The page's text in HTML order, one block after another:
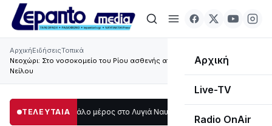
Αρχική
Live-TV
Radio OnAir
ΑρχικήΕιδήσειςΤοπικά
Νεοχώρι: Στο νοσοκομείο του Ρίου ασθενής από τον ιό του Δυτικού
Νείλου
ΤΕΛΕΥΤΑΙΑ
μεγάλο μέρος στο Λυγιά Ναυπάκτου12:08